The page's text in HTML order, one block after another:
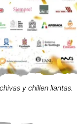
y chillen llantas.